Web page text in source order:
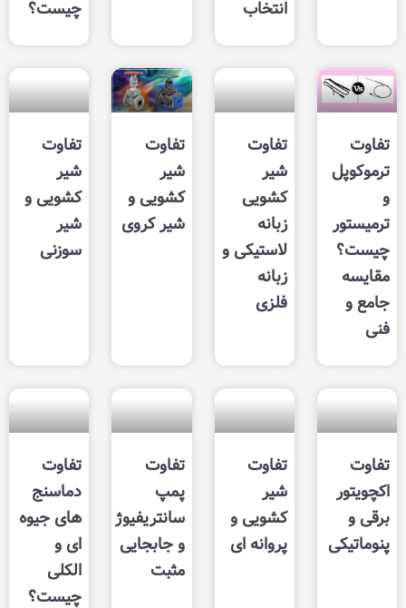
تفاوت
شیر
کشویی
زبانه
لاستیکی و
زبانه
فلزی
تفاوت
شیر
کشویی و
شیر کروی
تفاوت
شیر
کشویی و
شیر
تفاوت
شیر
کشویی و
پروانه ای
تفاوت
پمپ
سانتریفیوژ
و جابجایی
تفاوت
دماسنج
های جیوه
ای و
الکلی